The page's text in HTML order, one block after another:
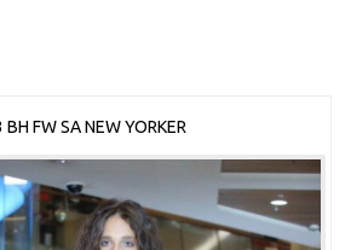
BH FW SA NEW YORKER